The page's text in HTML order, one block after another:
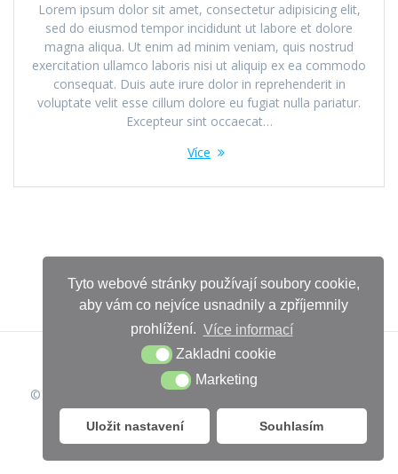
Tyto webové stránky používají soubory cookie,
aby vám co nejvíce usnadnily a zpříjemnily
prohlížení. Více informací
Zakladni cookie
Marketing
Uložit nastavení Souhlasím
Lorem ipsum dolor sit amet, consectetur adipisicing elit,
sed do eiusmod tempor incididunt ut labore et dolore
magna aliqua. Ut enim ad minim veniam, quis nostrud
exercitation ullamco laboris nisi ut aliquip ex ea commodo
consequat. Duis aute irure dolor in reprehenderit in
voluptate velit esse cillum dolore eu fugiat nulla pariatur.
Excepteur sint occaecat…
Více
© 2026 Iveta Chuchlova. Vytvořeno pomocí WordPressu a
šablony Mesmerize